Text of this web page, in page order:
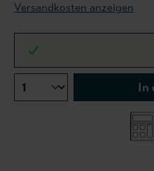
Versandkosten anzeigen
In